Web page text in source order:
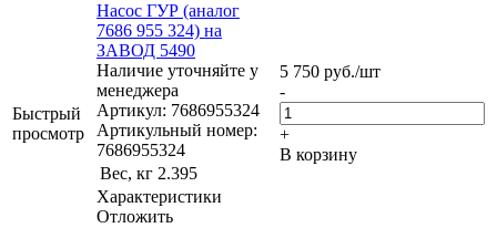
Быстрый
просмотр
Насос ГУР (аналог
7686 955 324) на
ЗАВОД 5490
Наличие уточняйте у
менеджера
Артикул: 7686955324
Артикульный номер:
7686955324
Вес, кг 2.395
Характеристики
Отложить
5 750 руб./шт
-
+
В корзину